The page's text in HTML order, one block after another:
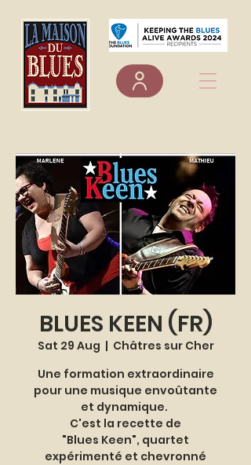
BLUES KEEN (FR)
Sat 29 Aug
  |
Châtres sur Cher
Une formation extraordinaire
pour une musique envoûtante
et dynamique.
C'est la recette de
"Blues Keen", quartet
expérimenté et chevronné